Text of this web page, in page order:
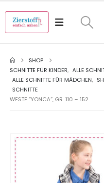
SHOP
SCHNITTE FÜR KINDER, ALLE
ALLE SCHNITTE FÜR MÄDCHEN,
SCHNITTE
WESTE “YONCA”, GR. 110 – 152